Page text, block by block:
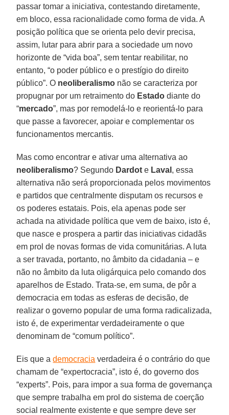
passar tomar a iniciativa, contestando diretamente,
em bloco, essa racionalidade como forma de vida. A
posição política que se orienta pelo devir precisa,
assim, lutar para abrir para a sociedade um novo
horizonte de “vida boa”, sem tentar reabilitar, no
entanto, “o poder público e o prestígio do direito
público”. O neoliberalismo não se caracteriza por
propugnar por um retraimento do Estado diante do
“mercado”, mas por remodelá-lo e reorientá-lo para
que passe a favorecer, apoiar e complementar os
funcionamentos mercantis.
Mas como encontrar e ativar uma alternativa ao
neoliberalismo? Segundo Dardot e Laval , essa
alternativa não será proporcionada pelos movimentos
e partidos que centralmente disputam os recursos e
os poderes estatais. Pois, ela apenas pode ser
achada na atividade política que vem de baixo, isto é,
que nasce e prospera a partir das iniciativas cidadãs
em prol de novas formas de vida comunitárias. A luta
a ser travada, portanto, no âmbito da cidadania – e
não no âmbito da luta oligárquica pelo comando dos
aparelhos de Estado. Trata-se, em suma, de pôr a
democracia em todas as esferas de decisão, de
realizar o governo popular de uma forma radicalizada,
isto é, de experimentar verdadeiramente o que
denominam de “comum político”.
Eis que ademocracia verdadeira é o contrário do que
chamam de “expertocracia”, isto é, do governo dos
“experts”. Pois, para impor a sua forma de governança
que sempre trabalha em prol do sistema de coerção
social realmente existente e que sempre deve ser